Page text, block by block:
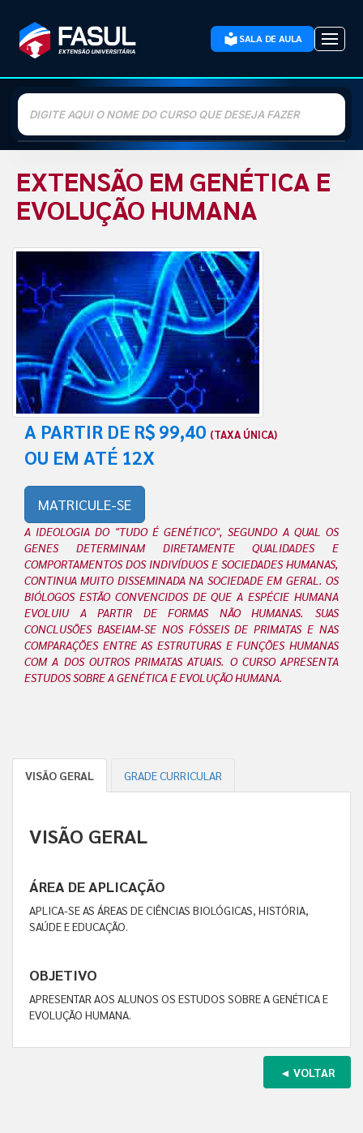
SALA DE AULA
Buscar
curso
EXTENSÃO EM GENÉTICA E
EVOLUÇÃO HUMANA
A PARTIR DE R$ 99,40 (TAXA ÚNICA)
OU EM ATÉ 12X
MATRICULE-SE
A IDEOLOGIA DO "TUDO É GENÉTICO", SEGUNDO A QUAL OS
GENES DETERMINAM DIRETAMENTE QUALIDADES E
COMPORTAMENTOS DOS INDIVÍDUOS E SOCIEDADES HUMANAS,
CONTINUA MUITO DISSEMINADA NA SOCIEDADE EM GERAL. OS
BIÓLOGOS ESTÃO CONVENCIDOS DE QUE A ESPÉCIE HUMANA
EVOLUIU A PARTIR DE FORMAS NÃO HUMANAS. SUAS
CONCLUSÕES BASEIAM-SE NOS FÓSSEIS DE PRIMATAS E NAS
COMPARAÇÕES ENTRE AS ESTRUTURAS E FUNÇÕES HUMANAS
COM A DOS OUTROS PRIMATAS ATUAIS. O CURSO APRESENTA
ESTUDOS SOBRE A GENÉTICA E EVOLUÇÃO HUMANA.
VISÃO GERAL GRADE CURRICULAR
VISÃO GERAL
ÁREA DE APLICAÇÃO
APLICA-SE AS ÁREAS DE CIÊNCIAS BIOLÓGICAS, HISTÓRIA,
SAÚDE E EDUCAÇÃO.
OBJETIVO
APRESENTAR AOS ALUNOS OS ESTUDOS SOBRE A GENÉTICA E
EVOLUÇÃO HUMANA.
◄ VOLTAR